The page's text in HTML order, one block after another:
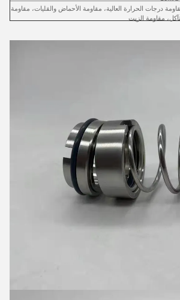
درجات الحرارة العالية، مقاومة الأحماض والقليات، مقاومة
مقاومة الزيت